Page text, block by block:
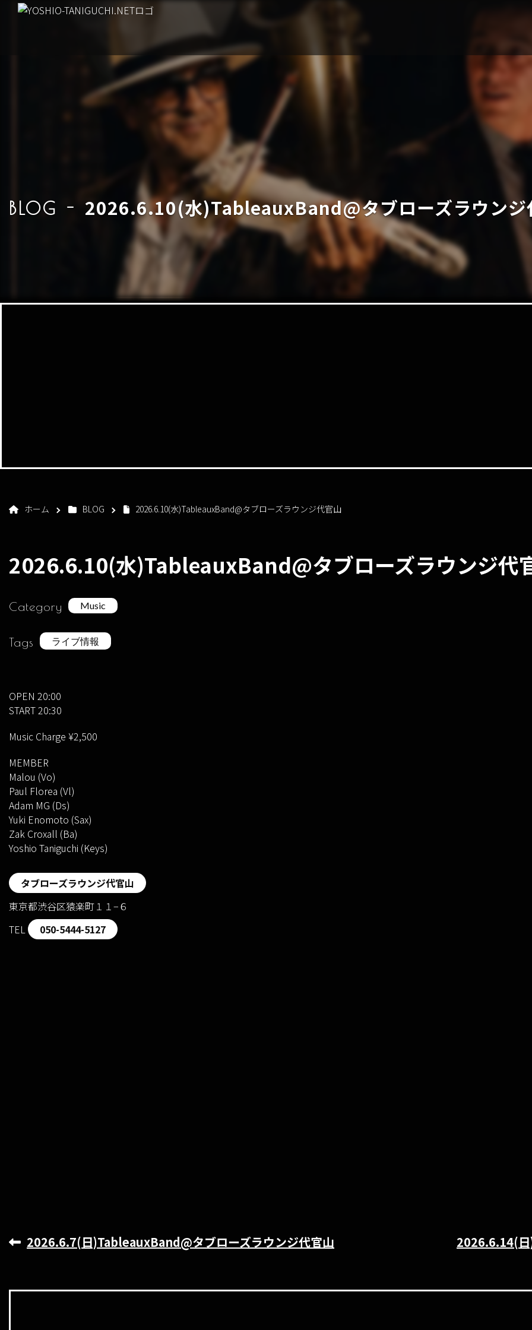
BLOG - 2026.6.10(水)TableauxBand@タブローズラウンジ
ホーム BLOG 2026.6.10(水)TableauxBand@タブローズラウンジ代官山
2026.6.10(水)TableauxBand@タブローズラウンジ代
Category Music
Tags ライブ情報
OPEN 20:00
START 20:30
Music Charge ¥2,500
MEMBER
Malou (Vo)
Paul Florea (Vl)
Adam MG (Ds)
Yuki Enomoto (Sax)
Zak Croxall (Ba)
Yoshio Taniguchi (Keys)
タブローズラウンジ代官山
東京都渋谷区猿楽町１１−６
TEL
050-5444-5127
2026.6.7(日)TableauxBand@タブローズラウンジ代官山 2026.6.14(